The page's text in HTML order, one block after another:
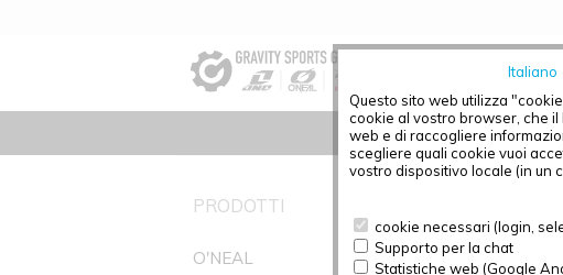
Italiano
Questo sito web utilizza
cookie al vostro browser, che
web e di raccogliere
scegliere quali cookie vuoi
vostro dispositivo locale (in un
cookie necessari (login,
Supporto per la chat
Statistiche web (Google
PRODOTTI
O'NEAL